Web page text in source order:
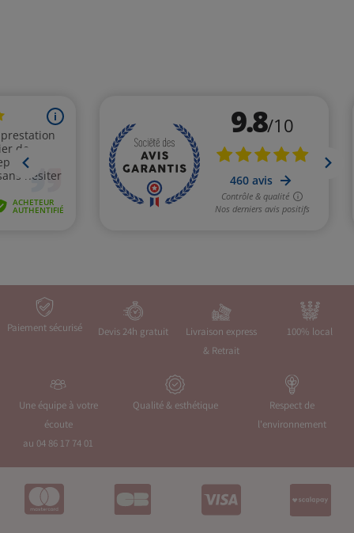
Paiement sécurisé Devis 24h gratuit
Livraison express
& Retrait
100% local
Une équipe à votre
écoute
au 04 86 17 74 01
Qualité & esthétique
Respect de
l'environnement